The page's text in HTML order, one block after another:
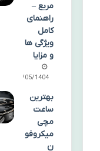
مربع –
راهنمای
کامل
ویژگی ها
و مزایا
15/05/1404
بهترین
ساعت
مچی
میکروفو
ن